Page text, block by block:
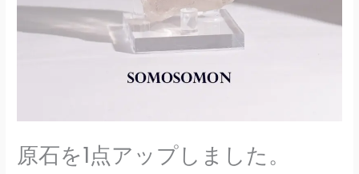
原石を1点アップしました。